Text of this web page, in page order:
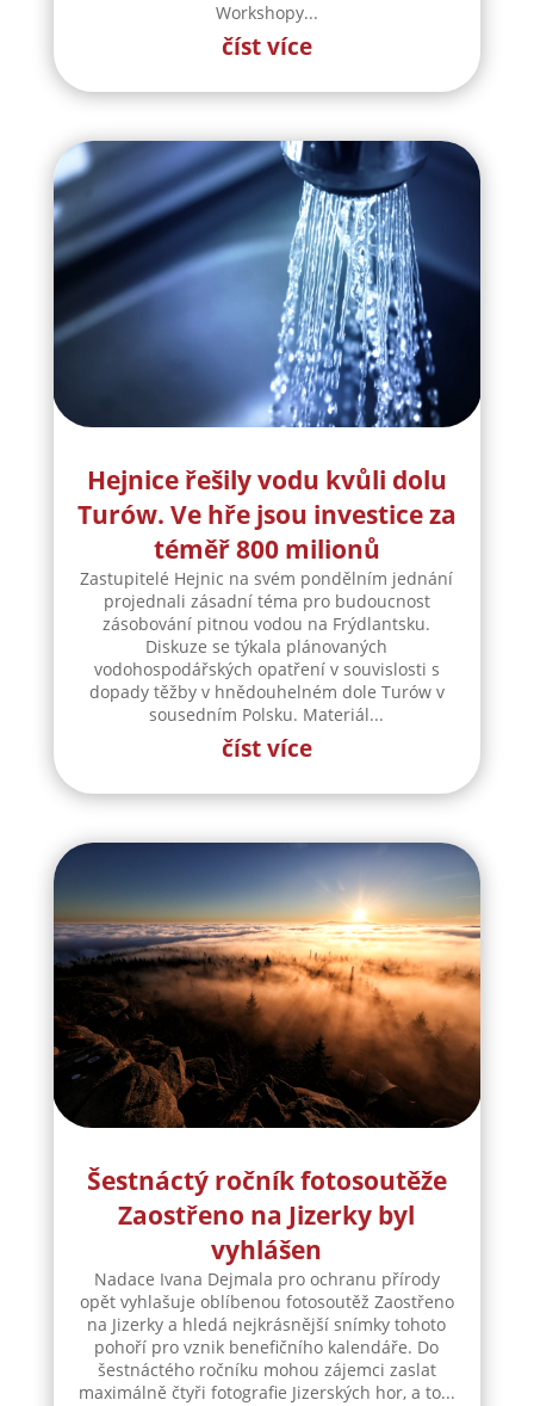
Workshopy...
číst více
Hejnice řešily vodu kvůli dolu
Turów. Ve hře jsou investice za
téměř 800 milionů
Zastupitelé Hejnic na svém pondělním jednání
projednali zásadní téma pro budoucnost
zásobování pitnou vodou na Frýdlantsku.
Diskuze se týkala plánovaných
vodohospodářských opatření v souvislosti s
dopady těžby v hnědouhelném dole Turów v
sousedním Polsku. Materiál...
číst více
Šestnáctý ročník fotosoutěže
Zaostřeno na Jizerky byl
vyhlášen
Nadace Ivana Dejmala pro ochranu přírody
opět vyhlašuje oblíbenou fotosoutěž Zaostřeno
na Jizerky a hledá nejkrásnější snímky tohoto
pohoří pro vznik benefičního kalendáře. Do
šestnáctého ročníku mohou zájemci zaslat
maximálně čtyři fotografie Jizerských hor, a to...